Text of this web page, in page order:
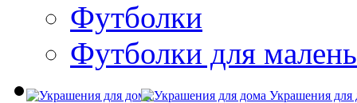
Футболки
Футболки для
Украшения для